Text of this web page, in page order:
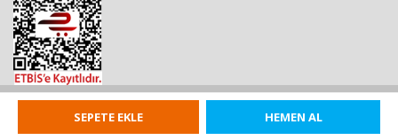
© 1998 Eternal Bilgisayar.